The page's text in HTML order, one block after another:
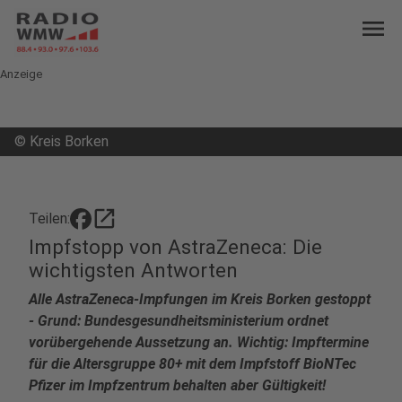
menu
Anzeige
© Kreis Borken
Teilen: open_in_new
Impfstopp von AstraZeneca: Die
wichtigsten Antworten
Alle AstraZeneca-Impfungen im Kreis Borken gestoppt
- Grund: Bundesgesundheitsministerium ordnet
vorübergehende Aussetzung an. Wichtig: Impftermine
für die Altersgruppe 80+ mit dem Impfstoff BioNTec
Pfizer im Impfzentrum behalten aber Gültigkeit!